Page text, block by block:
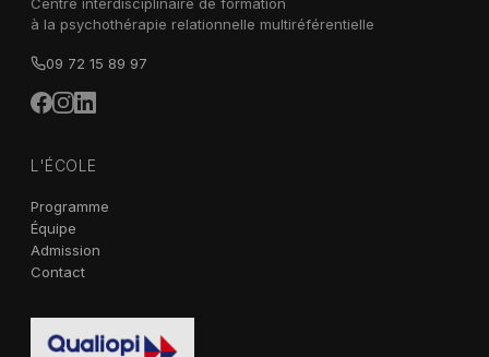
à la psychothérapie relationnelle multiréférentielle
09 72 15 89 97
L'ÉCOLE
Programme
Équipe
Admission
Contact